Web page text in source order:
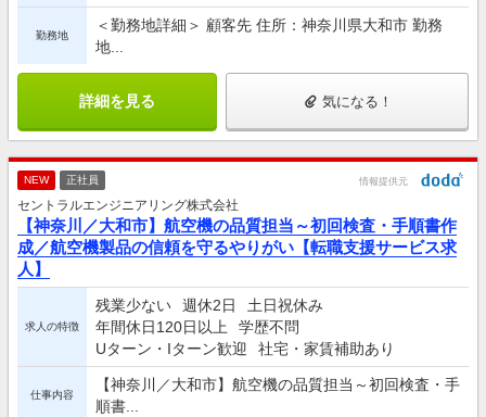
勤務地
＜勤務地詳細＞ 顧客先 住所：神奈川県大和市 勤務
地...
詳細を見る 気になる！
NEW 正社員 情報提供元
セントラルエンジニアリング株式会社
【神奈川／大和市】航空機の品質担当～初回検査・手順書作
成／航空機製品の信頼を守るやりがい【転職支援サービス求
人】
求人の特徴
残業少ない 週休2日
土日祝休み
年間休日120日以上
学歴不問
Uターン・Iターン歓迎
社宅・家賃補助あり
仕事内容
【神奈川／大和市】航空機の品質担当～初回検査・手
順書...